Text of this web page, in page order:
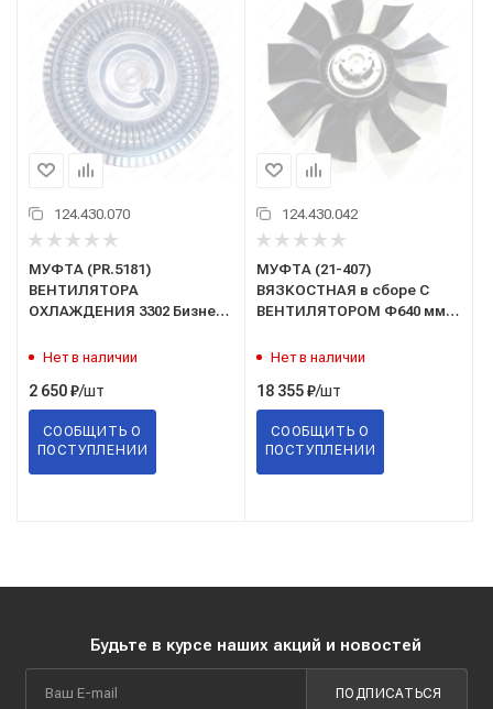
124.430.070
МУФТА (PR.5181)
ВЕНТИЛЯТОРА
ОХЛАЖДЕНИЯ 3302 Бизнес,
крепежом/PRAVT/
Нет в наличии
2 650₽/шт
СООБЩИТЬ О
ПОСТУПЛЕНИИ
124.430.042
МУФТА (21-407)
ВЯЗКОСТНАЯ в сборе С
ВЕНТИЛЯТОРОМ Ф640 мм
Cummins/Камминз) (аналог
Нет в наличии
18 355₽/шт
СООБЩИТЬ О
ПОСТУПЛЕНИИ
Будьте в курсе наших акций и новостей
ПОДПИСАТЬСЯ